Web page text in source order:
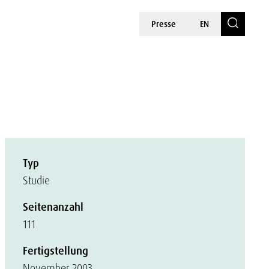
Presse EN
Typ
Studie
Seitenanzahl
111
Fertigstellung